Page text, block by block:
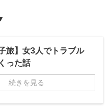
旅】女3人でトラブル
った話
続きを見る